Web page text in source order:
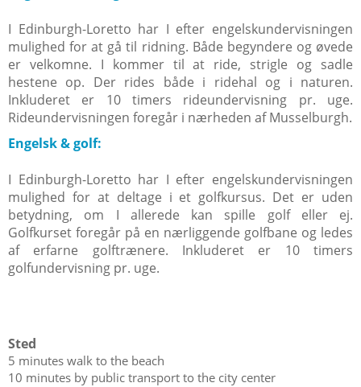
I Edinburgh-Loretto har I efter engelskundervisningen
mulighed for at gå til ridning. Både begyndere og øvede
er velkomne. I kommer til at ride, strigle og sadle
hestene op. Der rides både i ridehal og i naturen.
Inkluderet er 10 timers rideundervisning pr. uge.
Rideundervisningen foregår i nærheden af Musselburgh.
Engelsk & golf:
I Edinburgh-Loretto har I efter engelskundervisningen
mulighed for at deltage i et golfkursus. Det er uden
betydning, om I allerede kan spille golf eller ej.
Golfkurset foregår på en nærliggende golfbane og ledes
af erfarne golftrænere. Inkluderet er 10 timers
golfundervisning pr. uge.
Sted
5 minutes walk to the beach
10 minutes by public transport to the city center